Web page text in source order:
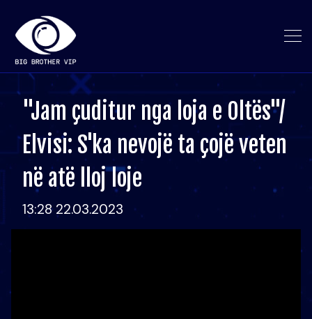
"Jam çuditur nga loja e Oltës"/
Elvisi: S'ka nevojë ta çojë veten
në atë lloj loje
13:28 22.03.2023